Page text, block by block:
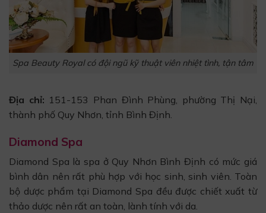
Spa Beauty Royal có đội ngũ kỹ thuật viên nhiệt tình, tận tâm
Địa chỉ: 151-153 Phan Đình Phùng, phường Thị Nại,
thành phố Quy Nhơn, tỉnh Bình Định.
Diamond Spa
Diamond Spa là spa ở Quy Nhơn Bình Định có mức giá
bình dân nên rất phù hợp với học sinh, sinh viên. Toàn
bộ dược phẩm tại Diamond Spa đều được chiết xuất từ
thảo dược nên rất an toàn, lành tính với da.